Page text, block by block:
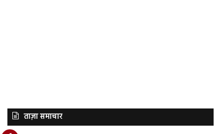
ताज़ा समाचार